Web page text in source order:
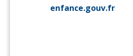
enfance.gouv.fr